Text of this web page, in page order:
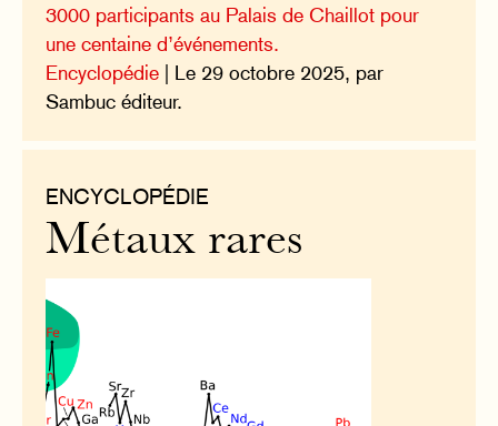
3000 participants au Palais de Chaillot pour
une centaine d’événements.
Encyclopédie | Le 29 octobre 2025, par
Sambuc éditeur.
ENCYCLOPÉDIE
Métaux rares